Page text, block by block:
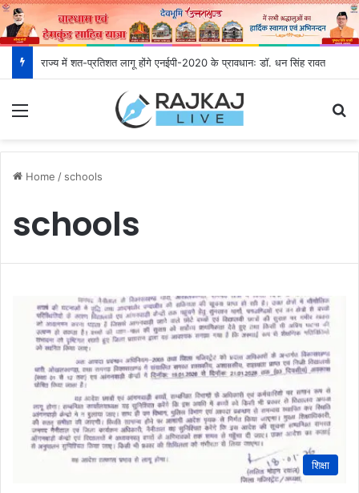
राज्य में शत-प्रतिशत लागू होंगे एनईपी-2020 के प्रावधानः डाॅ. धन सिंह रावत
Home / schools
schools
शिक्षा